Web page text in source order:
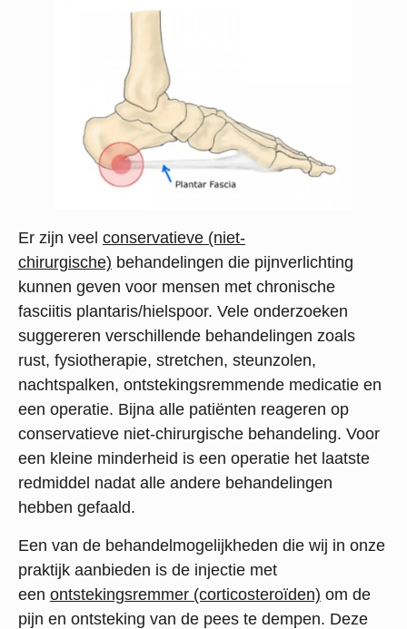
Er zijn veel conservatieve (niet-
chirurgische) behandelingen die pijnverlichting
kunnen geven voor mensen met chronische
fasciitis plantaris/hielspoor. Vele onderzoeken
suggereren verschillende behandelingen zoals
rust, fysiotherapie, stretchen, steunzolen,
nachtspalken, ontstekingsremmende medicatie en
een operatie. Bijna alle patiënten reageren op
conservatieve niet-chirurgische behandeling. Voor
een kleine minderheid is een operatie het laatste
redmiddel nadat alle andere behandelingen
hebben gefaald.
Een van de behandelmogelijkheden die wij in onze
praktijk aanbieden is de injectie met
een ontstekingsremmer (corticosteroïden) om de
pijn en ontsteking van de pees te dempen. Deze